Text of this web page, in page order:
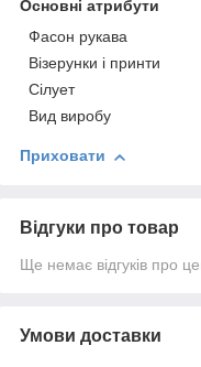
Основні атрибути
Фасон рукава
Візерунки і принти
Сілует
Вид виробу
Приховати
Відгуки про товар
Ще немає відгуків про
Умови доставки